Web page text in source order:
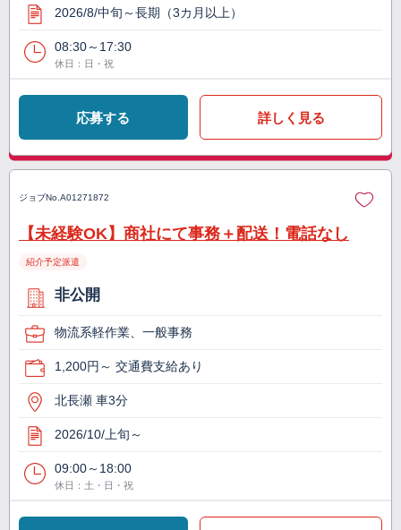
2026/8/中旬～長期（3カ月以上）
08:30～17:30
休日：日・祝
応募する 詳しく見る
ジョブNo. A01271872
【未経験OK】商社にて事務＋配送！電話なし
紹介予定派遣
非公開
物流系軽作業、一般事務
1,200円～ 交通費支給あり
北長瀬 車3分
2026/10/上旬～
09:00～18:00
休日：土・日・祝